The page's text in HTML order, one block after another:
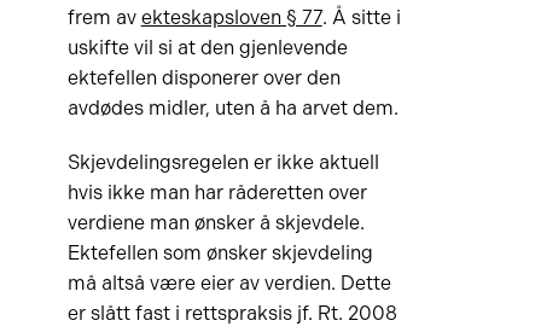
frem av ekteskapsloven § 77. Å sitte i
uskifte vil si at den gjenlevende
ektefellen disponerer over den
avdødes midler, uten å ha arvet dem.
Skjevdelingsregelen er ikke aktuell
hvis ikke man har råderetten over
verdiene man ønsker å skjevdele.
Ektefellen som ønsker skjevdeling
må altså være eier av verdien. Dette
er slått fast i rettspraksis jf. Rt. 2008